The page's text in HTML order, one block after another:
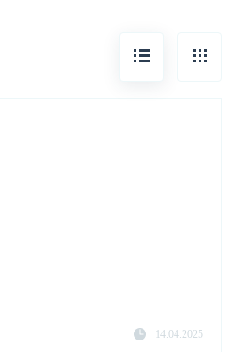
14.04.2025